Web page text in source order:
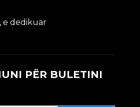
e dedikuar
PËR BULETINI